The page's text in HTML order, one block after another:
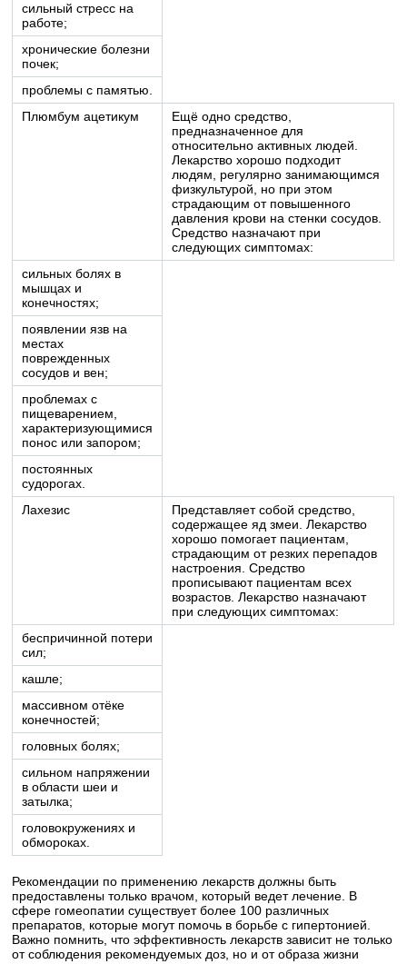
сильный стресс на
работе;
хронические болезни
почек;
проблемы с памятью.
Плюмбум ацетикум
Ещё одно средство,
предназначенное для
относительно активных людей.
Лекарство хорошо подходит
людям, регулярно занимающимся
физкультурой, но при этом
страдающим от повышенного
давления крови на стенки сосудов.
Средство назначают при
следующих симптомах:
сильных болях в
мышцах и
конечностях;
появлении язв на
местах
поврежденных
сосудов и вен;
проблемах с
пищеварением,
характеризующимися
понос или запором;
постоянных
судорогах.
Лахезис
Представляет собой средство,
содержащее яд змеи. Лекарство
хорошо помогает пациентам,
страдающим от резких перепадов
настроения. Средство
прописывают пациентам всех
возрастов. Лекарство назначают
при следующих симптомах:
беспричинной потери
сил;
кашле;
массивном отёке
конечностей;
головных болях;
сильном напряжении
в области шеи и
затылка;
головокружениях и
обмороках.
Рекомендации по применению лекарств должны быть
предоставлены только врачом, который ведет лечение. В
сфере гомеопатии существует более 100 различных
препаратов, которые могут помочь в борьбе с гипертонией.
Важно помнить, что эффективность лекарств зависит не только
от соблюдения рекомендуемых доз, но и от образа жизни